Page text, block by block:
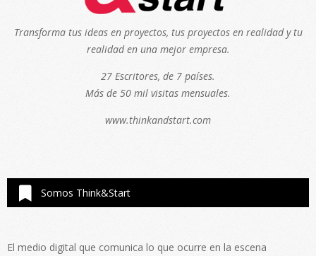
Transforma tus ideas en proyectos, tus proyectos en realidad y tu
realidad en una mejor empresa.
27 Escritores, de 7 países.
Más de 50 mil visitas mensuales.
www.thinkandstart.com
Somos Think&Start
El medio digital que comunica lo que ocurre en la escena